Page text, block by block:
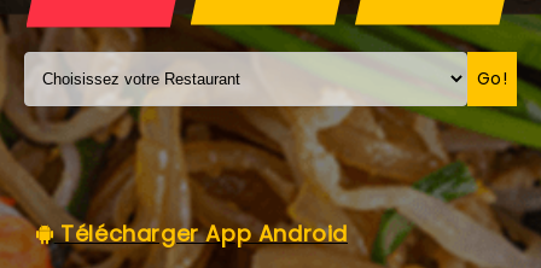
MENTIONS LÉGALES
C.G.V
Go!
Télécharger App Android